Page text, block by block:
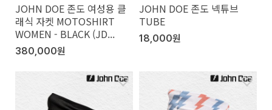
JOHN DOE 존도 여성용 클
래식 자켓 MOTOSHIRT
WOMEN - BLACK (JD...
380,000원
JOHN DOE 존도 넥튜브
TUBE
18,000원